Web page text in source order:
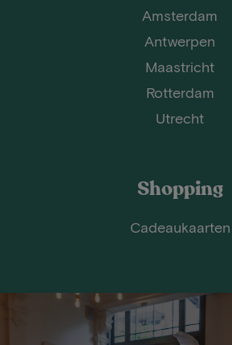
Amsterdam
Antwerpen
Maastricht
Rotterdam
Utrecht
Shopping
Cadeaukaarten